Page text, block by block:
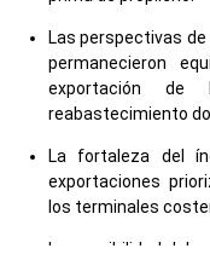
Las perspectivas
permanecieron
exportación de
reabastecimiento
La fortaleza del
exportaciones
los terminales
La sensibilidad del